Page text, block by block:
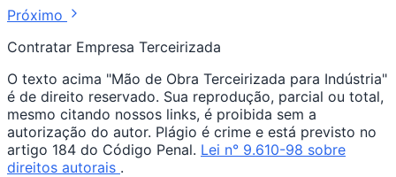
Próximo
Contratar Empresa Terceirizada
O texto acima "Mão de Obra Terceirizada para Indústria"
é de direito reservado. Sua reprodução, parcial ou total,
mesmo citando nossos links, é proibida sem a
autorização do autor. Plágio é crime e está previsto no
artigo 184 do Código Penal. Lei n° 9.610-98 sobre
direitos autorais .